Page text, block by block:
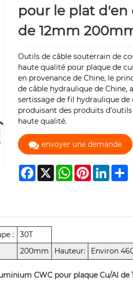
pour le plat
de 12mm
Outils de câble souterrain de
haute qualité pour plaque de
en provenance de Chine, le
de câble hydraulique de Chine,
sertissage de fil hydraulique
produisant des produits
haute qualité.
envoyer une demande
Facebook
X WhatsApp
Pinterest
:
30T
200mm Hauteur: Environ
CWC pour plaque Cu/Al de